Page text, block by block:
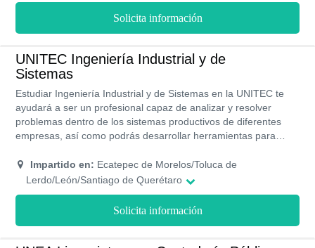
Solicita información
UNITEC Ingeniería Industrial y de
Sistemas
Estudiar Ingeniería Industrial y de Sistemas en la UNITEC te
ayudará a ser un profesional capaz de analizar y resolver
problemas dentro de los sistemas productivos de diferentes
empresas, así como podrás desarrollar herramientas para
egresado de la UNITEC es un privilegio ya que te permitirá
conseguir grandes oportunidades para tu crecimiento
Impartido en: Ecatepec de Morelos/Toluca de
Lerdo/León/Santiago de Querétaro
Solicita información